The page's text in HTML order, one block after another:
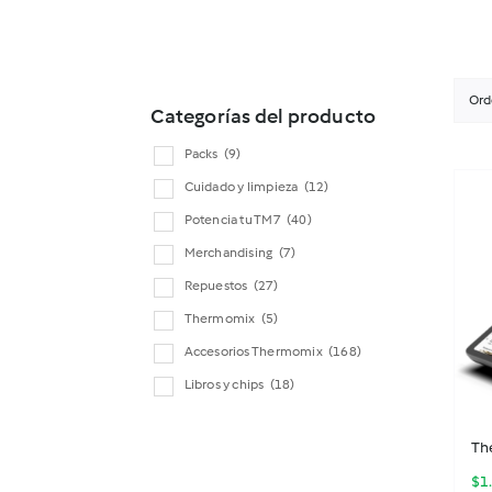
Categorías del producto
Packs (9)
Cuidado y limpieza (12)
Potencia tu TM7 (40)
Merchandising (7)
Repuestos (27)
Thermomix (5)
Accesorios Thermomix (168)
Libros y chips (18)
$